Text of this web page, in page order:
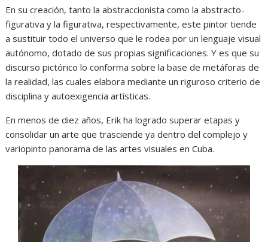
En su creación, tanto la abstraccionista como la abstracto-
figurativa y la figurativa, respectivamente, este pintor tiende
a sustituir todo el universo que le rodea por un lenguaje visual
autónomo, dotado de sus propias significaciones. Y es que su
discurso pictórico lo conforma sobre la base de metáforas de
la realidad, las cuales elabora mediante un riguroso criterio de
disciplina y autoexigencia artísticas.
En menos de diez años, Erik ha logrado superar etapas y
consolidar un arte que trasciende ya dentro del complejo y
variopinto panorama de las artes visuales en Cuba.